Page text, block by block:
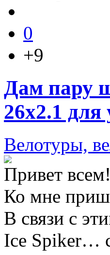
0
+9
Дам пару
26х2.1 для
Велотуры,
Привет всем!
Ко мне
В связи с
Ice Spiker…